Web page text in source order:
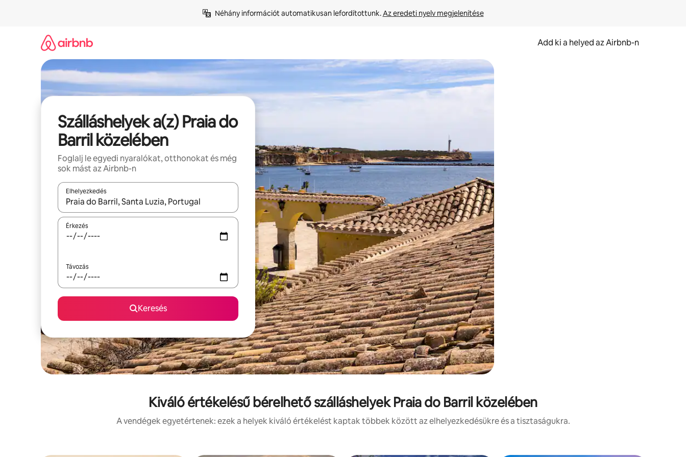
Néhány információt automatikusan lefordítottunk. Az eredeti nyelv megjelenítése
Add ki a helyed az Airbnb-n
Szálláshelyek a(z) Praia do
Barril közelében
Foglalj le egyedi nyaralókat, otthonokat és még
sok mást az Airbnb-n
Elhelyezkedés
Az eredmények között a felfelé és a lefelé nyíllal navigálhatsz, illetve érintő és lapozó mozdulatokkal is felfedezheted őket.
Érkezés
Távozás
Keresés
Kiváló értékelésű bérelhető szálláshelyek Praia do Barril közelében
A vendégek egyetértenek: ezek a helyek kiváló értékelést kaptak többek között az elhelyezkedésükre és a tisztaságukra.